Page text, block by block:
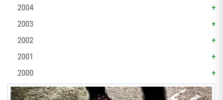
2004
2003
2002
2001
2000